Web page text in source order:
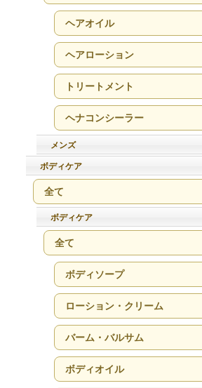
ヘアオイル
ヘアローション
トリートメント
ヘナコンシーラー
メンズ
ボディケア
全て
ボディケア
全て
ボディソープ
ローション・クリーム
バーム・バルサム
ボディオイル